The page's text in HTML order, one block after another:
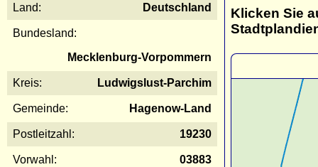
Land: Deutschland
Bundesland:
Mecklenburg-Vorpommern
Kreis: Ludwigslust-Parchim
Gemeinde: Hagenow-Land
Postleitzahl: 19230
Vorwahl: 03883
Klicken Sie